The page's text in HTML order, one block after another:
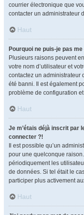
courrier électronique que
contacter un administrateur
Haut
Pourquoi ne puis-je pas
Plusieurs raisons peuvent
votre nom d’utilisateur et
contactez un administrateur
été banni. Il est également
problème de configuration
Haut
Je m’étais déjà inscrit par
connecter ?!
Il est possible qu’un
pour une quelconque
périodiquement les
de données. Si tel était le
participer plus activement
Haut